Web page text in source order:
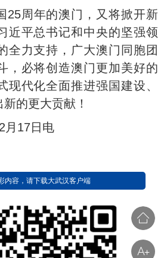
25周年的澳门，又将掀开新
近平总书记和中央的坚强领
全力支持，广大澳门同胞团
，必将创造澳门更加美好的
现代化全面推进强国建设、
的更大贡献！
月17日电
内容，请下载大武汉客户端